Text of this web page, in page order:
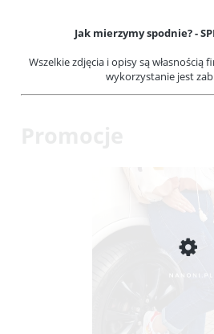
Jak mierzymy spodnie? -
Wszelkie zdjęcia i opisy są
wykorzystanie jest